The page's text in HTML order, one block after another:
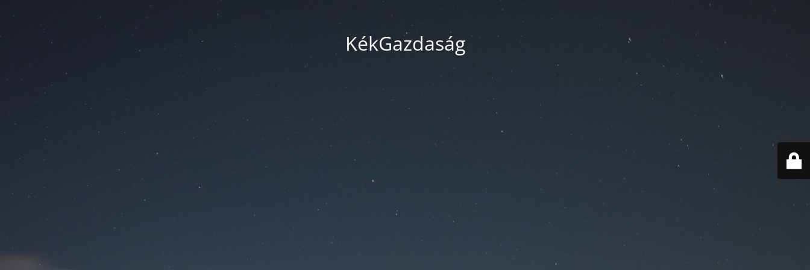
KékGazdaság